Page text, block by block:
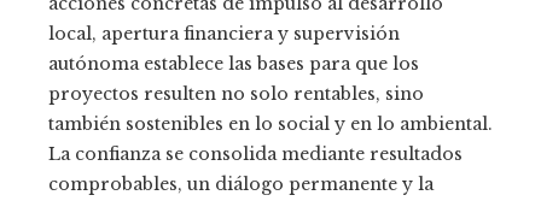
local, apertura financiera y supervisión
autónoma establece las bases para que los
proyectos resulten no solo rentables, sino
también sostenibles en lo social y en lo ambiental.
La confianza se consolida mediante resultados
comprobables, un diálogo permanente y la